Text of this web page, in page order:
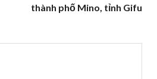
thành phố Mino, tỉnh Gifu